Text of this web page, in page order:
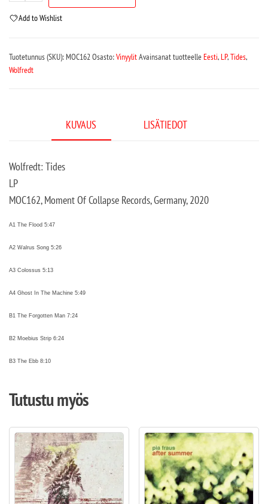
Add to Wishlist
Tuotetunnus (SKU): MOC162Osasto:VinyylitAvainsanat tuotteelleEesti,LP,Tides,
Wolfredt
KUVAUS LISÄTIEDOT
Wolfredt: Tides
LP
MOC162, Moment Of Collapse Records, Germany, 2020
A1 The Flood 5:47
A2 Walrus Song 5:26
A3 Colossus 5:13
A4 Ghost In The Machine 5:49
B1 The Forgotten Man 7:24
B2 Moebius Strip 6:24
B3 The Ebb 8:10
Tutustu myös